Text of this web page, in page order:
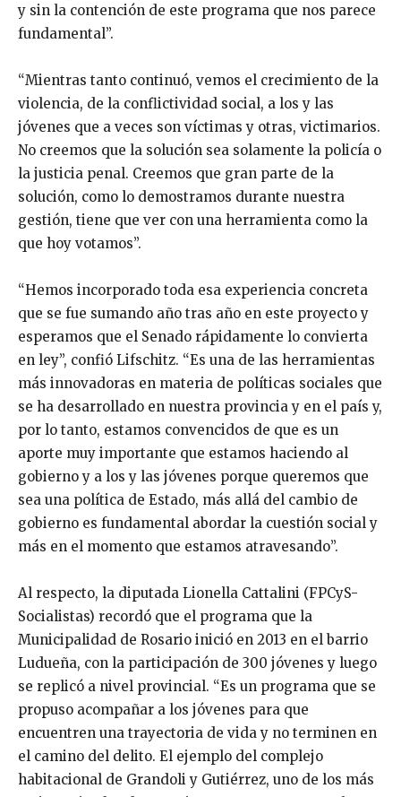
y sin la contención de este programa que nos parece
fundamental”.
“Mientras tanto continuó, vemos el crecimiento de la
violencia, de la conflictividad social, a los y las
jóvenes que a veces son víctimas y otras, victimarios.
No creemos que la solución sea solamente la policía o
la justicia penal. Creemos que gran parte de la
solución, como lo demostramos durante nuestra
gestión, tiene que ver con una herramienta como la
que hoy votamos”.
“Hemos incorporado toda esa experiencia concreta
que se fue sumando año tras año en este proyecto y
esperamos que el Senado rápidamente lo convierta
en ley”, confió Lifschitz. “Es una de las herramientas
más innovadoras en materia de políticas sociales que
se ha desarrollado en nuestra provincia y en el país y,
por lo tanto, estamos convencidos de que es un
aporte muy importante que estamos haciendo al
gobierno y a los y las jóvenes porque queremos que
sea una política de Estado, más allá del cambio de
gobierno es fundamental abordar la cuestión social y
más en el momento que estamos atravesando”.
Al respecto, la diputada Lionella Cattalini (FPCyS-
Socialistas) recordó que el programa que la
Municipalidad de Rosario inició en 2013 en el barrio
Ludueña, con la participación de 300 jóvenes y luego
se replicó a nivel provincial. “Es un programa que se
propuso acompañar a los jóvenes para que
encuentren una trayectoria de vida y no terminen en
el camino del delito. El ejemplo del complejo
habitacional de Grandoli y Gutiérrez, uno de los más